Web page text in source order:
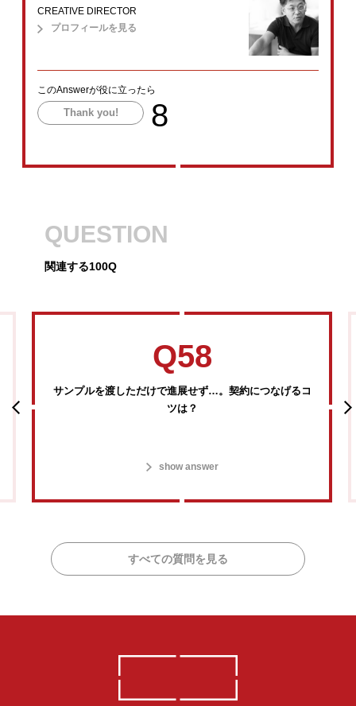
CREATIVE DIRECTOR
プロフィールを見る
このAnswerが役に立ったら
Thank you! 8
QUESTION
関連する100Q
Q58
サンプルを渡しただけで進展せず…。契約につなげるコ
ツは？
show answer
すべての質問を見る